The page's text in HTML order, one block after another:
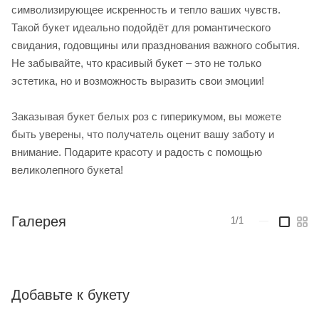
символизирующее искренность и тепло ваших чувств.
Такой букет идеально подойдёт для романтического
свидания, годовщины или празднования важного события.
Не забывайте, что красивый букет – это не только
эстетика, но и возможность выразить свои эмоции!
Заказывая букет белых роз с гиперикумом, вы можете
быть уверены, что получатель оценит вашу заботу и
внимание. Подарите красоту и радость с помощью
великолепного букета!
Галерея 1/1
Добавьте к букету